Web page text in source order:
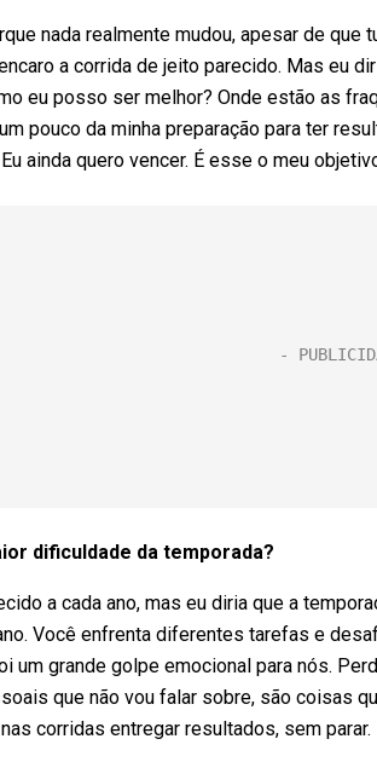
nada realmente mudou, apesar de
a corrida de jeito parecido. Mas eu
eu posso ser melhor? Onde estão as
pouco da minha preparação para ter
ainda quero vencer. É esse o meu
dificuldade da temporada?
a cada ano, mas eu diria que a
Você enfrenta diferentes tarefas e
um grande golpe emocional para nós.
que não vou falar sobre, são coisas
corridas entregar resultados, sem